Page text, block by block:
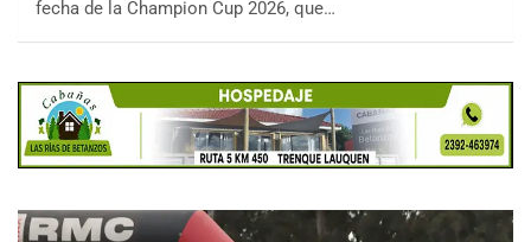
fecha de la Champion Cup 2026, que…